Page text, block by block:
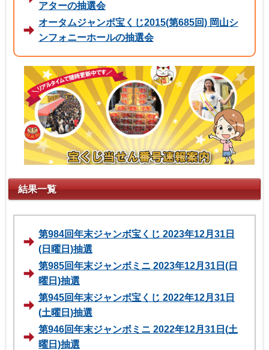
アターの抽選会
オータムジャンボ宝くじ2015(第685回) 岡山シ
ンフォニーホールの抽選会
結果一覧
第984回年末ジャンボ宝くじ 2023年12月31日
(日曜日)抽選
第985回年末ジャンボミニ 2023年12月31日(日
曜日)抽選
第945回年末ジャンボ宝くじ 2022年12月31日
(土曜日)抽選
第946回年末ジャンボミニ 2022年12月31日(土
曜日)抽選